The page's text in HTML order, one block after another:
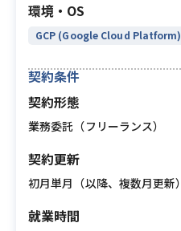
環境・OS
GCP (Google Cloud Platform)
契約条件
契約形態
業務委託（フリーランス）
契約更新
初月単月（以降、複数月更新）
就業時間